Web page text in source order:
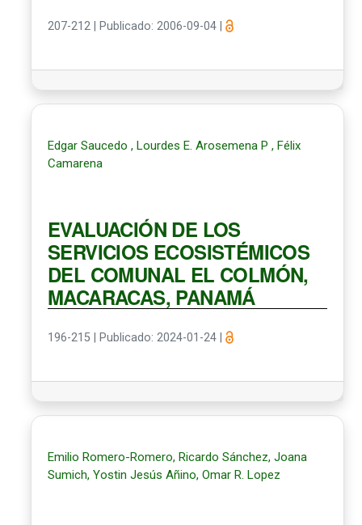
207-212 Publicado: 2006-09-04
Edgar Saucedo , Lourdes E. Arosemena P , Félix
Camarena
EVALUACIÓN DE LOS
SERVICIOS ECOSISTÉMICOS
DEL COMUNAL EL COLMÓN,
MACARACAS, PANAMÁ
196-215 Publicado: 2024-01-24
Emilio Romero-Romero, Ricardo Sánchez, Joana
Sumich, Yostin Jesús Añino, Omar R. Lopez